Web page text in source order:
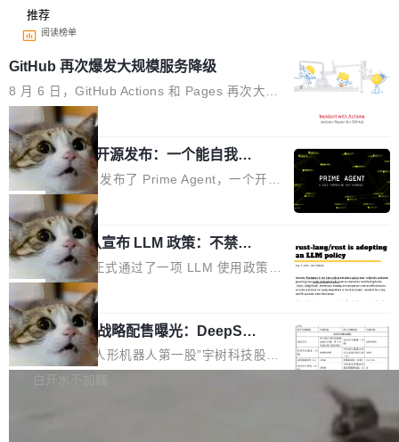
推荐
阅读榜单
GitHub 再次爆发大规模服务降级
8 月 6 日，GitHub Actions 和 Pages 再次大规
模服务降级，Actions 完全不可用超过 5 小时，
webhook 停发，连自托管 runner 也因调度层故
障无法工作。Pages、Copilot code review、C
opilot coding agent 全部受影响。从检测到完全
恢复，大约 12 小时。 这是 2026 年 8 月的第六
起事故，其中四起与 AI/Copilot 服务相关。 Git
Hub 员工 kdaigle 在 HN 讨论中贴出了一组数
据：2025 年全年 10 亿次 commit。现在，每周
2.75 亿次，全年预计 140 亿次。GitHub...
局
Prime Agent 开源发布：一个能自我改
进的编程 Agent，ARC-AGI 3 超越人类
专家基线
Prime Intellect 发布了 Prime Agent，一个开源
的编程 Agent Harness，核心设计围绕两个抽
象：Recursive Language Model（RLM）和 C
ontinual Harness。在 ARC-AGI 3 基准测试
上，Prime Agent + Opus 5 的组合达到了 95.
5% RHAE Best@1，超过了 ARC 报告的人类专
家基线 95.4%。 不是又一个 coding agent 包装
器 Prime Agent 的架构和市面上大多数 coding
agent 有本质区别。大多数 agent harness 的设
计是基于早期模型的能力—...
局
Rust 项目团队宣布 LLM 政策：不禁
止，但你要承认哪些代码不是你写的
Rust 语言项目正式通过了一项 LLM 使用政策，
覆盖 rust-lang/rust 单一仓库的代码贡献。这不
是项目级别的官方立场，目前由五个团队采纳，
但它可能是主流开源项目中关于 AI 辅助贡献最
细致的一份规则。 政策的核心只有一句话：LLM
可以用来分析、提炼、审阅、建议，但不能用来
局
宇树科技 IPO 战略配售曝光：DeepSe
ek 获配 93.3 万股，锁定 36 个月
8月6日晚间，“人形机器人第一股”宇树科技股份
有限公司披露IPO发行价格及战略配售结果，杭
白开水不加糖